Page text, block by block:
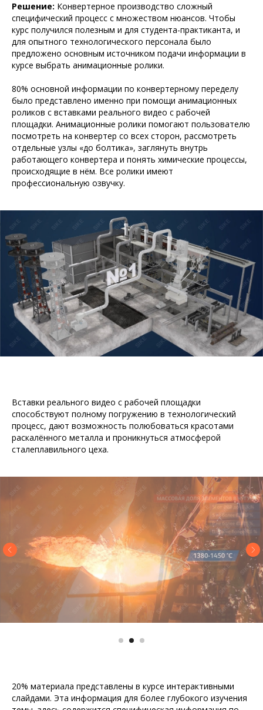
Решение: Конвертерное производство сложный
специфический процесс с множеством нюансов. Чтобы
курс получился полезным и для студента-практиканта, и
для опытного технологического персонала было
предложено основным источником подачи информации в
курсе выбрать анимационные ролики.
80% основной информации по конвертерному переделу
было представлено именно при помощи анимационных
роликов с вставками реального видео с рабочей
площадки. Анимационные ролики помогают пользователю
посмотреть на конвертер со всех сторон, рассмотреть
отдельные узлы «до болтика», заглянуть внутрь
работающего конвертера и понять химические процессы,
происходящие в нём. Все ролики имеют
профессиональную озвучку.
Вставки реального видео с рабочей площадки
способствуют полному погружению в технологический
процесс, дают возможность полюбоваться красотами
раскалённого металла и проникнуться атмосферой
сталеплавильного цеха.
20% материала представлены в курсе интерактивными
слайдами. Эта информация для более глубокого изучения